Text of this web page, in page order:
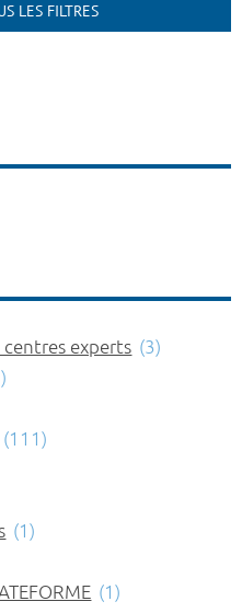
LES FILTRES
centres experts (3)
(111)
(1)
(1)